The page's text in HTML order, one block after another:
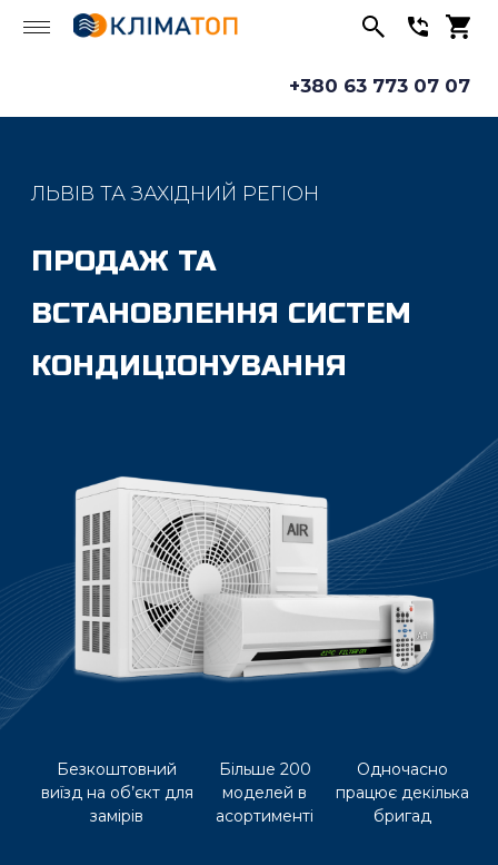
+380 63 773 07 07
ЛЬВІВ ТА ЗАХІДНИЙ РЕГІОН
ПРОДАЖ ТА
ВСТАНОВЛЕННЯ СИСТЕМ
КОНДИЦІОНУВАННЯ
Безкоштовний
виїзд на об’єкт для
замірів
Більше 200
моделей в
асортименті
Одночасно
працює декілька
бригад